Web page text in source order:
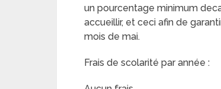
un pourcentage minimum
accueillir, et ceci afin de
mois de mai.
Frais de scolarité par année :